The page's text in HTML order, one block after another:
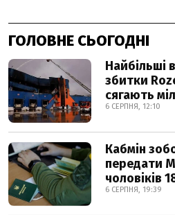
ГОЛОВНЕ СЬОГОДНІ
Найбільші
збитки
сягають
6 СЕРПНЯ, 12:10
Кабмін
передати
чоловіків
6 СЕРПНЯ, 19:39